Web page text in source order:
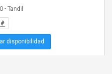
- Tandil
disponibilidad